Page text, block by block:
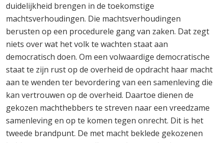
duidelijkheid brengen in de toekomstige
machtsverhoudingen. Die machtsverhoudingen
berusten op een procedurele gang van zaken. Dat zegt
niets over wat het volk te wachten staat aan
democratisch doen. Om een volwaardige democratische
staat te zijn rust op de overheid de opdracht haar macht
aan te wenden ter bevordering van een samenleving die
kan vertrouwen op de overheid. Daartoe dienen de
gekozen machthebbers te streven naar een vreedzame
samenleving en op te komen tegen onrecht. Dit is het
tweede brandpunt. De met macht beklede gekozenen